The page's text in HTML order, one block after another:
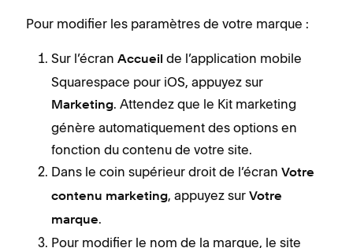
Pour modifier les paramètres de votre marque :
Sur l’écran Accueil de l’application mobile
Squarespace pour iOS, appuyez sur
Marketing. Attendez que le Kit marketing
génère automatiquement des options en
fonction du contenu de votre site.
Dans le coin supérieur droit de l’écran Votre
contenu marketing, appuyez sur Votre
marque.
Pour modifier le nom de la marque, le site